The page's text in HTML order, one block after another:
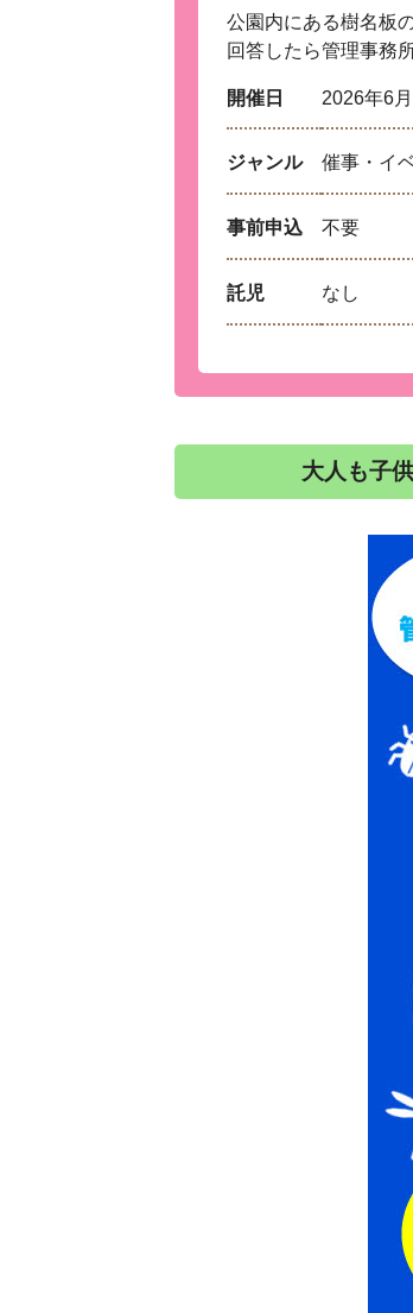
公園内にある樹名板
回答したら管理事務
開催日 2026年6
ジャンル 催事・イ
事前申込 不要
託児 なし
大人も子